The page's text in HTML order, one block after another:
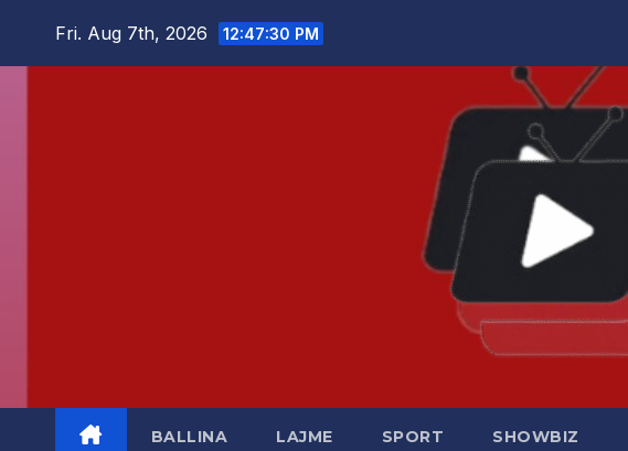
Fri. Aug 7th, 2026 12:47:30 PM
BALLINA LAJME SPORT SHOWBIZ